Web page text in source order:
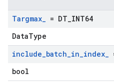
Targmax_ = DT INT64
DataType
include_batch_in_index_
bool